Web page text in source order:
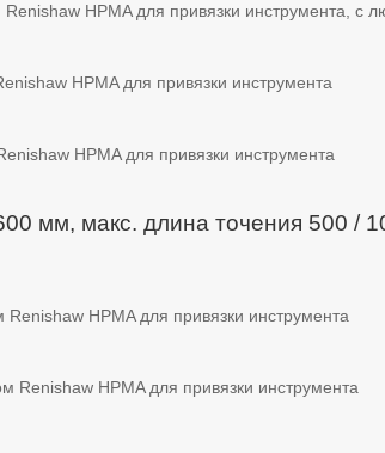
HPMA для привязки инструмента, с
HPMA для привязки инструмента
HPMA для привязки инструмента
мм, макс. длина точения 500 /
HPMA для привязки инструмента
Renishaw HPMA для привязки инструмента